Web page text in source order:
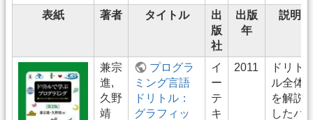
表紙
著者 タイトル
出
版
社
出版
年
説明
兼宗
進,
久野
靖
プログラ
ミング言語
ドリトル：
グラフィッ
イ
ー
テ
キ
2011
ドリト
ル全体
を解説
したバ